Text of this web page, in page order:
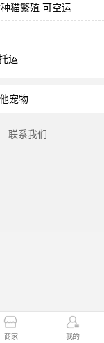
商家 我的
猫繁殖 可空运
运
宠物
联系我们